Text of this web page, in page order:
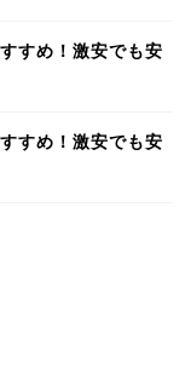
すめ！激安でも安
すめ！激安でも安